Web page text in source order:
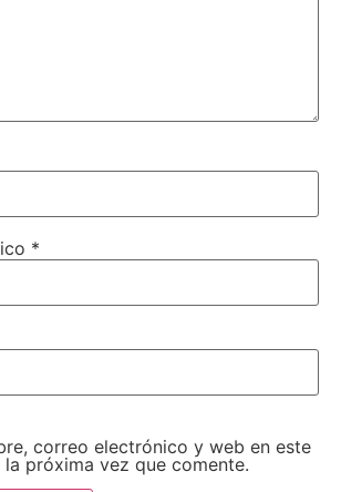
*
correo electrónico y web en este
próxima vez que comente.